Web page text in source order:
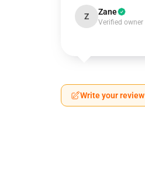
Z Zane
Verified owner
Write your review